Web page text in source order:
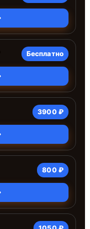
Бесплатно
3900 ₽
800 ₽